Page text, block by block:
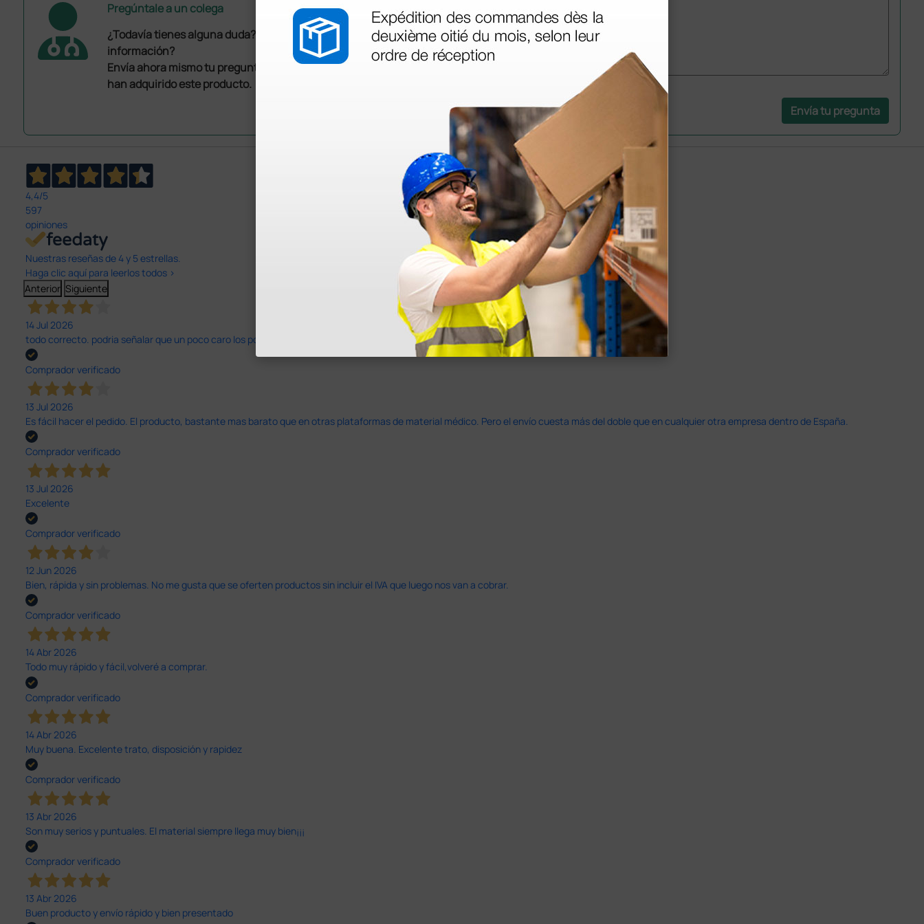
Pregúntale a un colega
¿Todavía tienes alguna duda? ¿Necesitas más
información?
Envía ahora mismo tu pregunta a los colegas que ya
han adquirido este producto.
Envía tu pregunta
4,4/5
597
opiniones
Nuestras reseñas de 4 y 5 estrellas.
Haga clic aquí para leerlos todos >
Anterior Siguiente
14 Jul 2026
todo correcto. podria señalar que un poco caro los portes y el plazo de entrega se alarga.
Comprador verificado
13 Jul 2026
Es fácil hacer el pedido. El producto, bastante mas barato que en otras plataformas de material médico. Pero el envío cuesta más del doble que en cualquier otra empresa dentro de España.
Comprador verificado
13 Jul 2026
Excelente
Comprador verificado
12 Jun 2026
Bien, rápida y sin problemas. No me gusta que se oferten productos sin incluir el IVA que luego nos van a cobrar.
Comprador verificado
14 Abr 2026
Todo muy rápido y fácil,volveré a comprar.
Comprador verificado
14 Abr 2026
Muy buena. Excelente trato, disposición y rapidez
Comprador verificado
13 Abr 2026
Son muy serios y puntuales. El material siempre llega muy bien¡¡¡
Comprador verificado
13 Abr 2026
Buen producto y envío rápido y bien presentado